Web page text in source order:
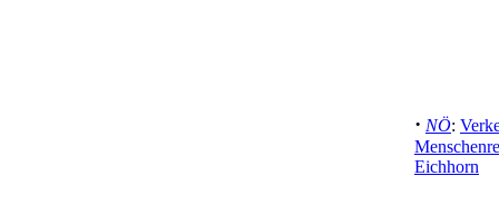
· NÖ:
Eichhorn